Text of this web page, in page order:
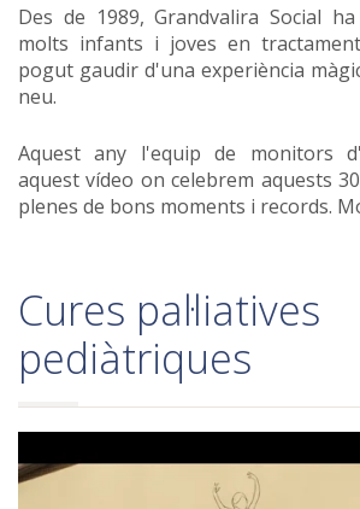
Des de 1989, Grandvalira Social
molts infants i joves en
pogut gaudir d'una experiència
neu.
Aquest any l'equip de monitors
aquest vídeo on celebrem aquests
plenes de bons moments i records.
Cures pal·liatives
pediàtriques